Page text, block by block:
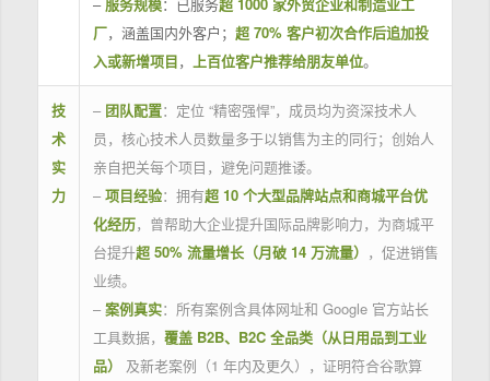
厂，涵盖国内外客户； 超 70% 客户初次合作后追加投
入或新增项目， 上百位客户推荐给朋友单位。
技
术
实
力
– 团队配置：定位 “精密强悍”，成员均为资深技术人
员，核心技术人员数量多于以销售为主的同行；创始人
亲自把关每个项目，避免问题推诿。
– 项目经验：拥有超 10 个大型品牌站点和商城平台优
化经历，曾帮助大企业提升国际品牌影响力，为商城平
台提升超 50% 流量增长（月破 14 万流量） ，促进销售
业绩。
– 案例真实：所有案例含具体网址和 Google 官方站长
工具数据， 覆盖 B2B、B2C 全品类（从日用品到工业
品）
及新老案例（1 年内及更久），证明符合谷歌算